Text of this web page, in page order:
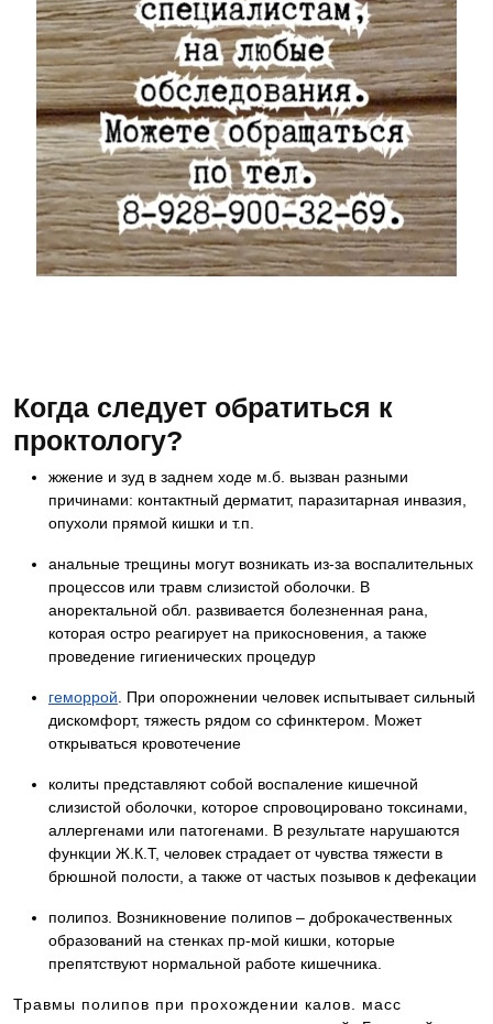
Когда следует обратиться к
проктологу?
жжение и зуд в заднем ходе м.б. вызван разными
причинами: контактный дерматит, паразитарная инвазия,
опухоли прямой кишки и т.п.
анальные трещины могут возникать из-за воспалительных
процессов или травм слизистой оболочки. В
аноректальной обл. развивается болезненная рана,
которая остро реагирует на прикосновения, а также
проведение гигиенических процедур
геморрой . При опорожнении человек испытывает сильный
дискомфорт, тяжесть рядом со сфинктером. Может
открываться кровотечение
колиты представляют собой воспаление кишечной
слизистой оболочки, которое спровоцировано токсинами,
аллергенами или патогенами. В результате нарушаются
функции Ж.К.Т, человек страдает от чувства тяжести в
брюшной полости, а также от частых позывов к дефекации
полипоз. Возникновение полипов – доброкачественных
образований на стенках пр-мой кишки, которые
препятствуют нормальной работе кишечника.
Травмы полипов при прохождении калов. масс